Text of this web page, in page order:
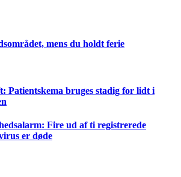
mens du holdt ferie
Patientskema bruges stadig for lidt i
Fire ud af ti registrerede
er døde